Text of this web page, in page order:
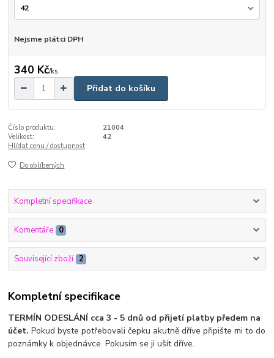
Nejsme plátci DPH
340 Kč/ks
Přidat do košíku
Číslo produktu:
21004
Velikost:
42
Hlídat cenu / dostupnost
Do oblíbených
Kompletní specifikace
Komentáře 0
Související zboží 2
Kompletní specifikace
TERMÍN ODESLÁNÍ cca 3 - 5 dnů od přijetí platby předem na
účet.Pokud byste potřebovali čepku akutně dříve připište mi to do
poznámky k objednávce. Pokusím se ji ušít dříve.